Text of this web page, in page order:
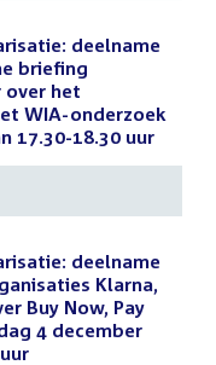
deelname
briefing
over het
WIA-onderzoek
17.30-18.30 uur
deelname
Klarna,
Buy Now, Pay
4 december